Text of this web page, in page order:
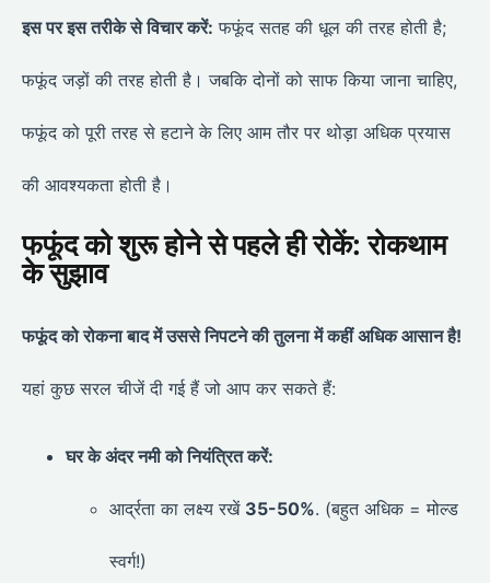
इस पर इस तरीके से विचार करें: फफूंद सतह की धूल की तरह होती है;
फफूंद जड़ों की तरह होती है। जबकि दोनों को साफ किया जाना चाहिए,
फफूंद को पूरी तरह से हटाने के लिए आम तौर पर थोड़ा अधिक प्रयास
की आवश्यकता होती है।
फफूंद को शुरू होने से पहले ही रोकें: रोकथाम
के सुझाव
फफूंद को रोकना बाद में उससे निपटने की तुलना में कहीं अधिक आसान है!
यहां कुछ सरल चीजें दी गई हैं जो आप कर सकते हैं:
घर के अंदर नमी को नियंत्रित करें:
आर्द्रता का लक्ष्य रखें 35-50%. (बहुत अधिक = मोल्ड
स्वर्ग!)